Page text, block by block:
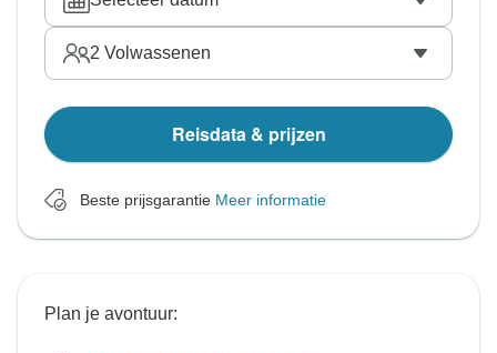
2 Volwassenen
Reisdata & prijzen
Beste prijsgarantie Meer informatie
Plan je avontuur: